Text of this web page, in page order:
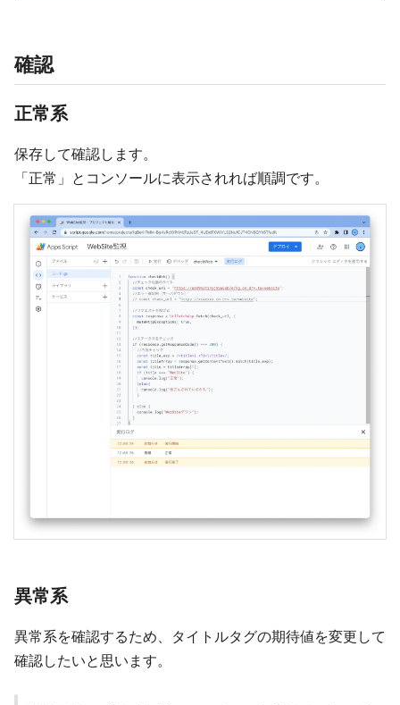
確認
正常系
保存して確認します。
「正常」とコンソールに表示されれば順調です。
異常系
異常系を確認するため、タイトルタグの期待値を変更して
確認したいと思います。